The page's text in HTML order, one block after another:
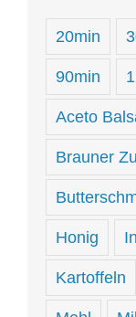
20min
90min
Aceto
Brauner
Honig
Kartoffeln